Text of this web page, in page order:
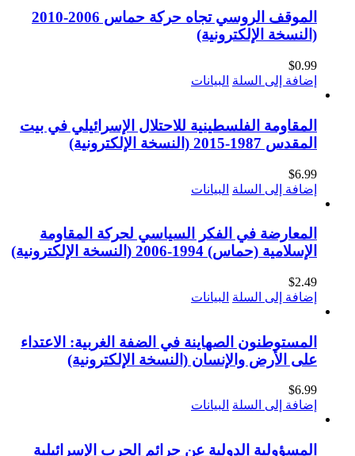
الموقف الروسي تجاه حركة حماس 2006-2010
(النسخة الإلكترونية)
$0.99
إضافة إلى السلة البيانات
المقاومة الفلسطينية للاحتلال الإسرائيلي في بيت
المقدس 1987-2015 (النسخة الإلكترونية)
$6.99
إضافة إلى السلة البيانات
المعارضة في الفكر السياسي لحركة المقاومة
الإسلامية (حماس) 1994-2006 (النسخة الإلكترونية)
$2.49
إضافة إلى السلة البيانات
المستوطنون الصهاينة في الضفة الغربية: الاعتداء
على الأرض والإنسان (النسخة الإلكترونية)
$6.99
إضافة إلى السلة البيانات
المسؤولية الدولية عن جرائم الحرب الإسرائيلية